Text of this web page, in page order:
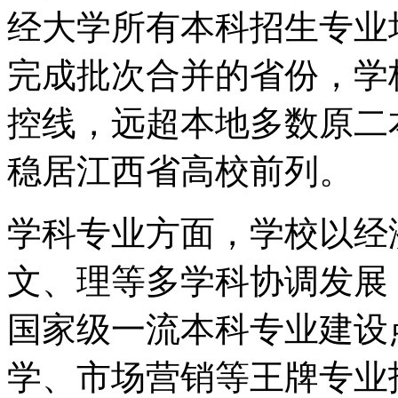
经大学所有本科招生专
完成批次合并的省份，
控线，远超本地多数原
稳居江西省高校前列。
学科专业方面，学校以
文、理等多学科协调发
国家级一流本科专业建
学、市场营销等王牌专